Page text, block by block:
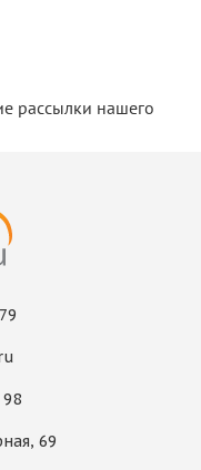
рассылки нашего
69